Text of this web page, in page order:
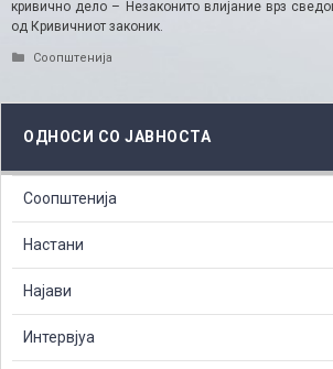
кривично дело – Незаконито влијание врз
од Кривичниот законик.
Categories
Соопштенија
ОДНОСИ СО ЈАВНОСТА
Соопштенија
Настани
Најави
Интервјуа